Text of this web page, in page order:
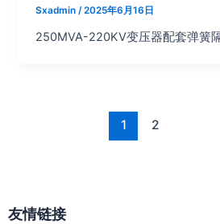
Sxadmin/2025年6月16日
250MVA-220KV变压器配套弹簧
1 2
友情链接